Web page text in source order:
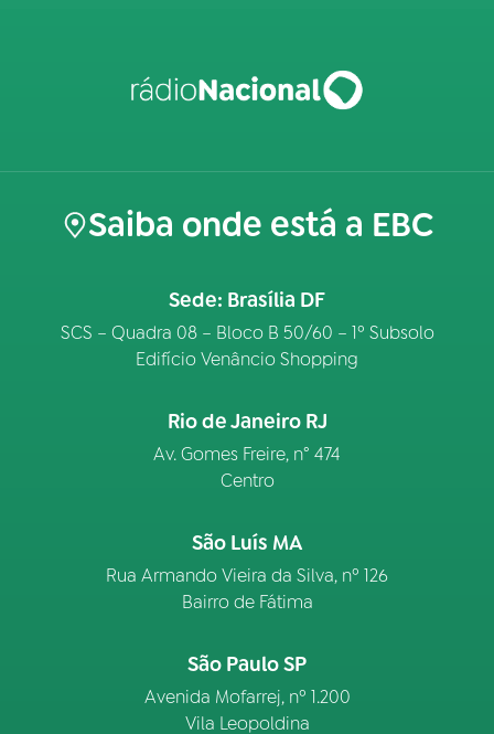
Saiba onde está a EBC
Sede: Brasília DF
SCS – Quadra 08 – Bloco B 50/60 – 1º Subsolo
Edifício Venâncio Shopping
Rio de Janeiro RJ
Av. Gomes Freire, n° 474
Centro
São Luís MA
Rua Armando Vieira da Silva, nº 126
Bairro de Fátima
São Paulo SP
Avenida Mofarrej, nº 1.200
Vila Leopoldina